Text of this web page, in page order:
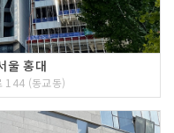
울 홍대
144 (동교동)